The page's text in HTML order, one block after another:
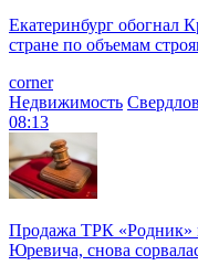
Екатеринбург обогнал
стране по объемам
corner
Недвижимость
08:13
Продажа ТРК «Родник»
Юревича, снова